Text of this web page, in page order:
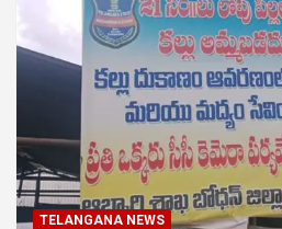
TELANGANA NEWS